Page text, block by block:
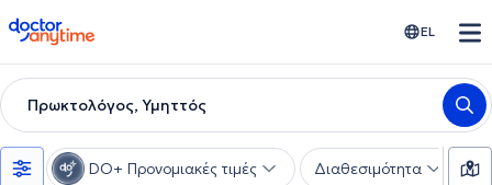
doctoranytime EL
Πρωκτολόγος, Υμηττός
DO+ Προνομιακές τιμές Διαθεσιμότητα